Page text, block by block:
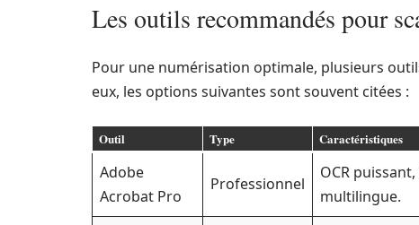
Les outils recommandés pour
Pour une numérisation optimale, plusieurs
eux, les options suivantes sont souvent citées :
Outil Type Caractéristiques
Adobe
Acrobat Pro
Professionnel
OCR
multilingue.